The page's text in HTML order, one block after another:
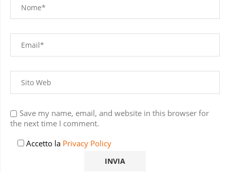
Save my name, email, and website in this browser for
the next time I comment.
Accetto la Privacy Policy